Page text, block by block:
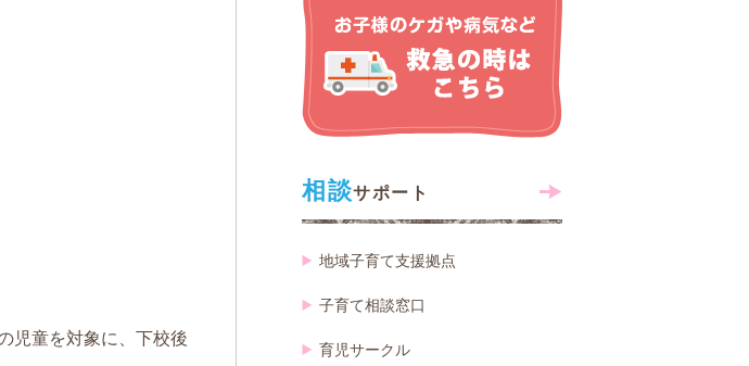
児童を対象に、下校後
相談サポート
地域子育て支援拠点
子育て相談窓口
育児サークル